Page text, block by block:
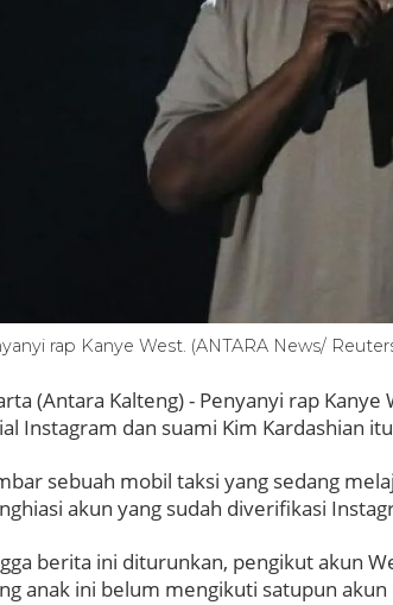
rap Kanye West. (ANTARA News/
(Antara Kalteng) - Penyanyi rap
Instagram dan suami Kim Kardashian
sebuah mobil taksi yang sedang
akun yang sudah diverifikasi
berita ini diturunkan, pengikut akun
anak ini belum mengikuti satupun